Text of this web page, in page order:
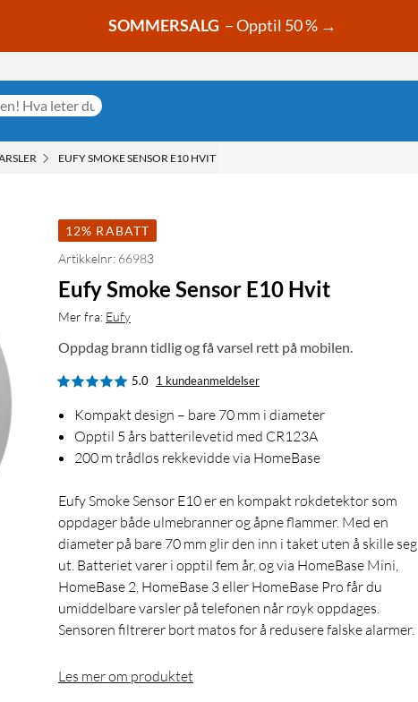
SOMMERSALG – Opptil 50 % →
EUFY SMOKE SENSOR E10 HVIT
12% RABATT
Artikkelnr: 66983
Eufy Smoke Sensor E10 Hvit
Mer fra: Eufy
Oppdag brann tidlig og få varsel rett på mobilen.
5.0 1 kundeanmeldelser
Kompakt design – bare 70 mm i diameter
Opptil 5 års batterilevetid med CR123A
200 m trådløs rekkevidde via HomeBase
Eufy Smoke Sensor E10 er en kompakt røkdetektor som
oppdager både ulmebranner og åpne flammer. Med en
diameter på bare 70 mm glir den inn i taket uten å skille seg
ut. Batteriet varer i opptil fem år, og via HomeBase Mini,
HomeBase 2, HomeBase 3 eller HomeBase Pro får du
umiddelbare varsler på telefonen når røyk oppdages.
Sensoren filtrerer bort matos for å redusere falske alarmer.
Les mer om produktet